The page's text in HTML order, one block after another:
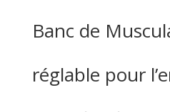
Banc de
réglable pour